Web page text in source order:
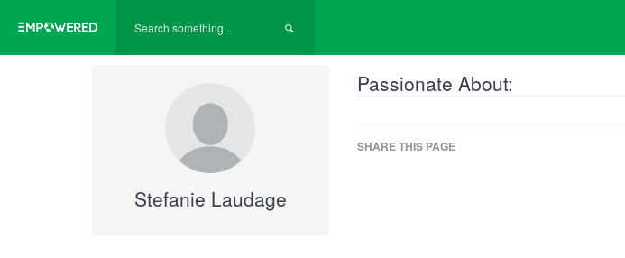
Stefanie Laudage
Passionate About:
SHARE THIS PAGE